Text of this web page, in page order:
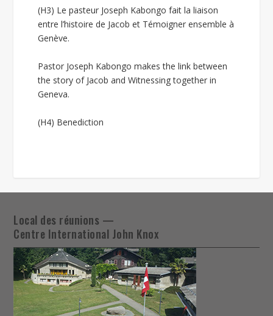
(H3) Le pasteur Joseph Kabongo fait la liaison
entre l’histoire de Jacob et Témoigner ensemble à
Genève.
Pastor Joseph Kabongo makes the link between
the story of Jacob and Witnessing together in
Geneva.
(H4) Benediction
Local des réunions —
Centre International John Knox